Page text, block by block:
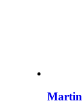
Martin